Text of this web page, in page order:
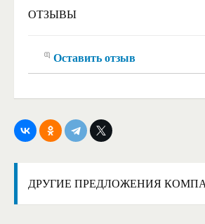
ОТЗЫВЫ
Оставить отзыв
ДРУГИЕ ПРЕДЛОЖЕНИЯ